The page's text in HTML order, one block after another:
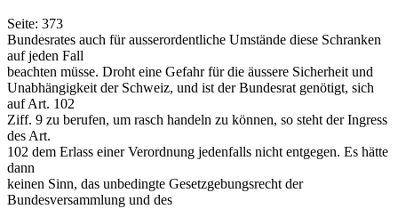
Seite: 373
Bundesrates auch für ausserordentliche Umstände diese Schranken
auf jeden Fall
beachten müsse. Droht eine Gefahr für die äussere Sicherheit und
Unabhängigkeit der Schweiz, und ist der Bundesrat genötigt, sich
auf Art. 102
Ziff. 9 zu berufen, um rasch handeln zu können, so steht der Ingress
des Art.
102 dem Erlass einer Verordnung jedenfalls nicht entgegen. Es hätte
dann
keinen Sinn, das unbedingte Gesetzgebungsrecht der
Bundesversammlung und des